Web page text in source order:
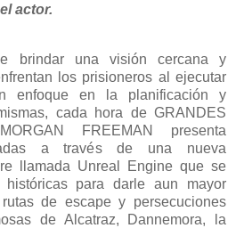
actor.
brindar una visión cercana y
los prisioneros al ejecutar
enfoque en la planificación y
cada hora de GRANDES
FREEMAN presenta
a través de una nueva
llamada Unreal Engine que se
para darle aun mayor
de escape y persecuciones
de Alcatraz, Dannemora, la